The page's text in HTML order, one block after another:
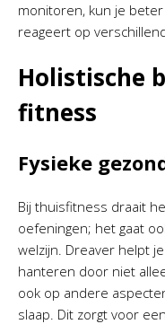
monitoren, kun je
reageert op
Holistische
fitness
Fysieke
Bij thuisfitness draait
oefeningen; het gaat
welzijn. Dreaver helpt
hanteren door niet
ook op andere
slaap. Dit zorgt voor